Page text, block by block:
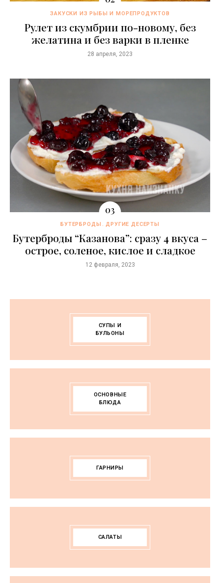
ЗАКУСКИ ИЗ РЫБЫ И МОРЕПРОДУКТОВ
Рулет из скумбрии по-новому, без
желатина и без варки в пленке
28 апреля, 2023
БУТЕРБРОДЫ ДРУГИЕ ДЕСЕРТЫ
Бутерброды “Казaнова”: сразу 4 вкуса –
острое, соленое, кислое и сладкое
12 февраля, 2023
СУПЫ И
БУЛЬОНЫ
ОСНОВНЫЕ
БЛЮДА
ГАРНИРЫ
САЛАТЫ